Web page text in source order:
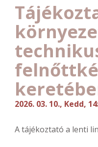
2026. 03. 10., Kedd,
A tájékoztató a lenti